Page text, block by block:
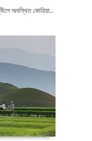
অবস্থিত কোরিয়া...